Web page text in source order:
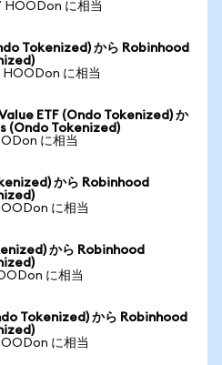
HOODon に相当
Tokenized) から Robinhood
HOODon に相当
ETF (Ondo Tokenized) か
(Ondo Tokenized)
に相当
から Robinhood
に相当
から Robinhood
に相当
Tokenized) から Robinhood
に相当